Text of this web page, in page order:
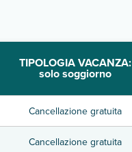
TIPOLOGIA VACANZA:
solo soggiorno
Cancellazione gratuita
Cancellazione gratuita